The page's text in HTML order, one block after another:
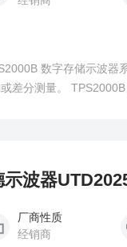
数字存储示波
差分测量。
波器
厂商性质
经销商